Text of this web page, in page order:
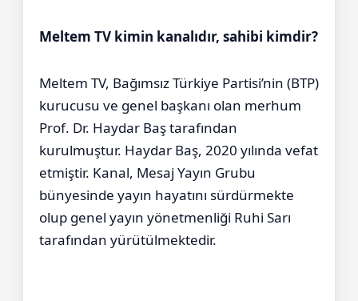
Meltem TV kimin kanalıdır, sahibi kimdir?
Meltem TV, Bağımsız Türkiye Partisi’nin (BTP)
kurucusu ve genel başkanı olan merhum
Prof. Dr. Haydar Baş tarafından
kurulmuştur. Haydar Baş, 2020 yılında vefat
etmiştir. Kanal, Mesaj Yayın Grubu
bünyesinde yayın hayatını sürdürmekte
olup genel yayın yönetmenliği Ruhi Sarı
tarafından yürütülmektedir.